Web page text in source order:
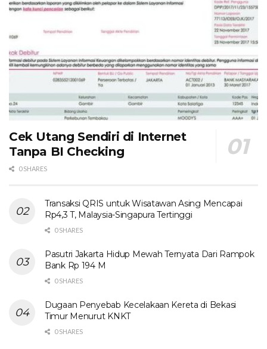
Cek Utang Sendiri di Internet
Tanpa BI Checking
0 SHARES
Transaksi QRIS untuk Wisatawan Asing Mencapai
Rp4,3 T, Malaysia-Singapura Tertinggi
0 SHARES
Pasutri Jakarta Hidup Mewah Ternyata Dari Rampok
Bank Rp 194 M
0 SHARES
Dugaan Penyebab Kecelakaan Kereta di Bekasi
Timur Menurut KNKT
0 SHARES